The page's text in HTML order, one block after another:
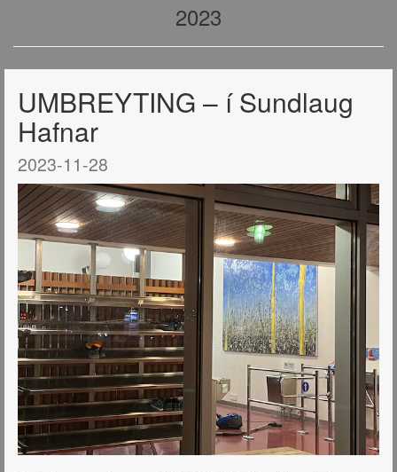
2023
UMBREYTING – í Sundlaug
Hafnar
2023-11-28